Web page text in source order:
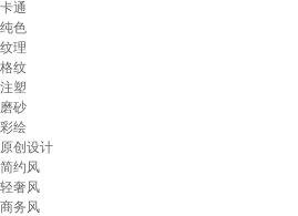
卡通
纯色
纹理
格纹
注塑
磨砂
彩绘
原创设计
简约风
轻奢风
商务风